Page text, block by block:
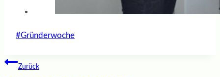
Schlagworte:
#Gründerwoche
Beitragsnavigation
Zurück